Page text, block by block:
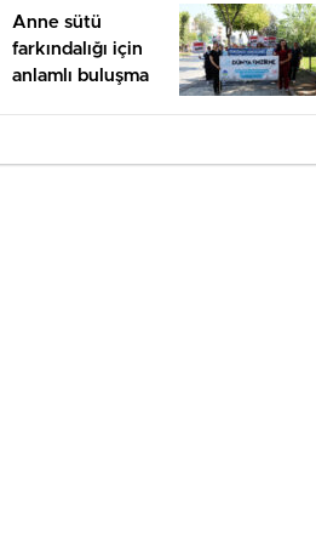
Anne sütü
farkındalığı için
anlamlı buluşma